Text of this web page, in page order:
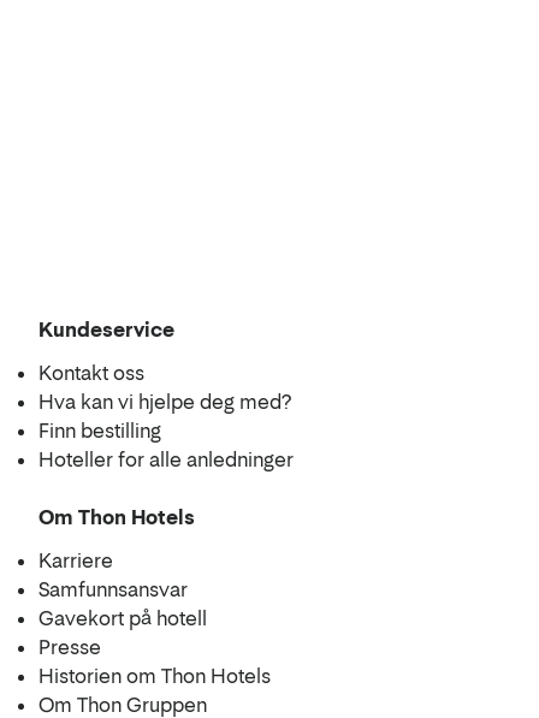
Kundeservice
Kontakt oss
Hva kan vi hjelpe deg med?
Finn bestilling
Hoteller for alle anledninger
Om Thon Hotels
Karriere
Samfunnsansvar
Gavekort på hotell
Presse
Historien om Thon Hotels
Om Thon Gruppen